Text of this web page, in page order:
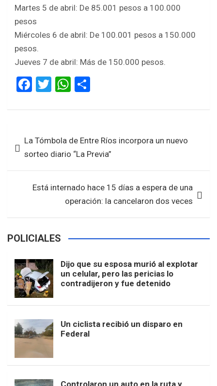
Martes 5 de abril: De 85.001 pesos a 100.000
pesos
Miércoles 6 de abril: De 100.001 pesos a 150.000
pesos.
Jueves 7 de abril: Más de 150.000 pesos.
F
ce
o
o
k
T
tt
W
at
A
p
p
ar
de La Tómbola de Entre Ríos incorpora un nuevo
sorteo diario “La Previa”
Está internado hace 15 días a espera de una
operación: la cancelaron dos veces
POLICIALES
Dijo que su esposa murió al explotar
un celular, pero las pericias lo
contradijeron y fue detenido
Un ciclista recibió un disparo en
Federal